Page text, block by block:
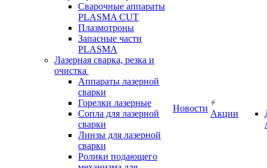
Сварочные аппараты
PLASMA CUT
Плазмотроны
Запасные части
PLASMA
Лазерная сварка, резка и
очистка
Аппараты лазерной
сварки
Горелки лазерные
Сопла для лазерной
сварки
Линзы для лазерной
сварки
Ролики подающего
Новости
Акции